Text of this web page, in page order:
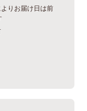
りお届け日は前